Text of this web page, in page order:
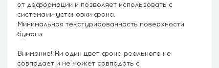
от деформации и позволяет использовать с
системами установки фона.
Минимальная текстурированность поверхности
бумаги
Внимание! Ни один цвет фона реального не
совпадает и не может совпадать с